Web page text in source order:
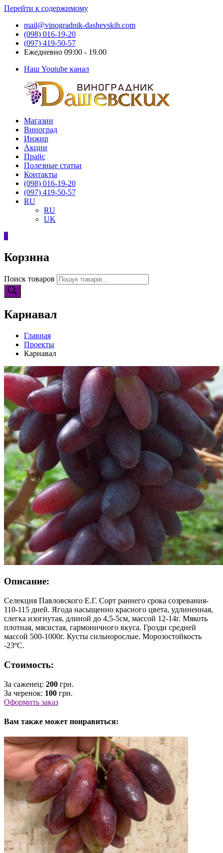
Перейти к содержимому
mail@vinogradnik-dashevskih.com
(098) 016-19-20
(097) 419-50-57
Ежедневно 09:00 - 19.00
Наш Youtube канал
Виноградник
Дашевских
Саженцы
черенки
винограда
Магазин
Виноград
Инжир
Акции
Прайс
Полезные статьи
Контакты
(098) 016-19-20
(097) 419-50-57
RU
RU
UK
0
Корзина
Поиск товаров
Карнавал
Главная
Проекты
Карнавал
Описание:
Селекция Павловского Е.Г. Сорт раннего срока созревания-
110-115 дней. Ягода насыщенно красного цвета, удлиненная,
слегка изогнутая, длиной до 4,5-5см, массой 12-14г. Мякоть
плотная, мясистая, гармоничного вкуса. Грозди средней
массой 500-1000г. Кусты сильнорослые. Морозостойкость
-23ºС.
Стоимость:
За саженец: 200 грн.
За черенок: 100 грн.
Оформить заказ
Вам также может понравиться: